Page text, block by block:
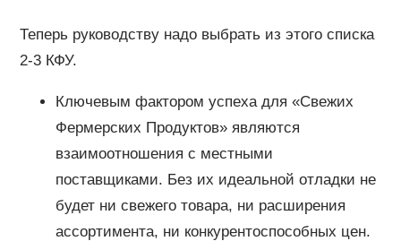
Теперь руководству надо выбрать из этого списка
2-3 КФУ.
Ключевым фактором успеха для «Свежих
Фермерских Продуктов» являются
взаимоотношения с местными
поставщиками. Без их идеальной отладки не
будет ни свежего товара, ни расширения
ассортимента, ни конкурентоспособных цен.